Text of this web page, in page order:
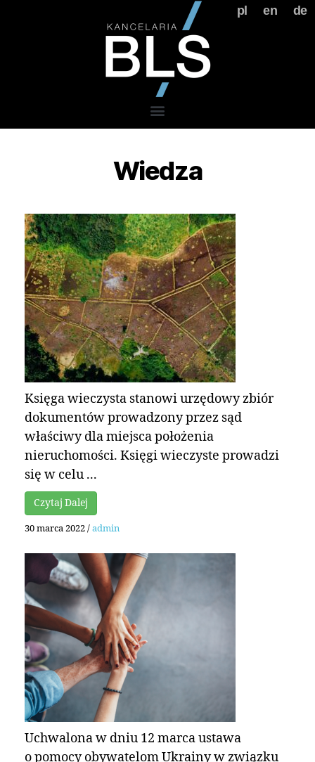
pl en de
Wiedza
Księga wieczysta stanowi urzędowy zbiór
dokumentów prowadzony przez sąd
właściwy dla miejsca położenia
nieruchomości. Księgi wieczyste prowadzi
się w celu ...
Czytaj Dalej
30 marca 2022/admin
Uchwalona w dniu 12 marca ustawa
o pomocy obywatelom Ukrainy w związku